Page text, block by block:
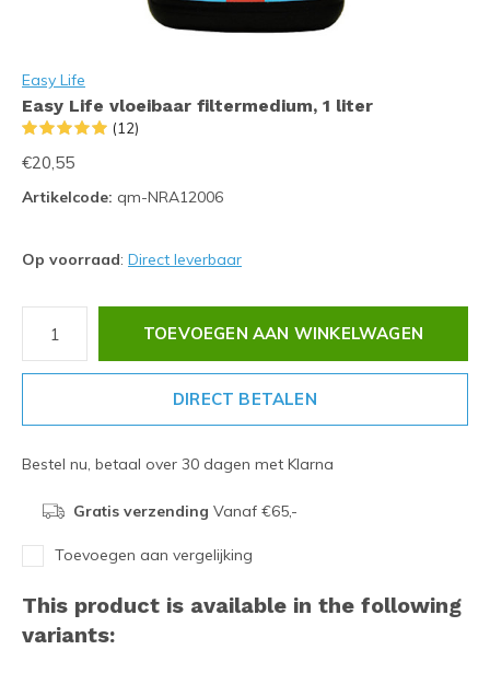
Easy Life
Easy Life vloeibaar filtermedium, 1 liter
(12)
€20,55
Artikelcode: qm-NRA12006
Op voorraad: Direct leverbaar
TOEVOEGEN AAN WINKELWAGEN
DIRECT BETALEN
Bestel nu, betaal over 30 dagen met Klarna
Gratis verzending Vanaf €65,-
Toevoegen aan vergelijking
This product is available in the following
variants: